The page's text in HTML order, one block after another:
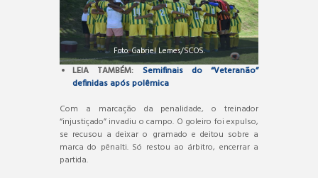
Foto: Gabriel Lemes/SCOS.
LEIA TAMBÉM: Semifinais do “Veteranão”
definidas após polêmica
Com a marcação da penalidade, o treinador
“injustiçado” invadiu o campo. O goleiro foi expulso,
se recusou a deixar o gramado e deitou sobre a
marca do pênalti. Só restou ao árbitro, encerrar a
partida.